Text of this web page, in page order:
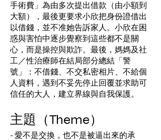
手術費」為由多次提出借款（由小額到
大額），最後更要求小欣把身份證借出
以借錢，並不准她告訴家人。小欣在困
惑與害怕中逐步覺察到這些都不是關
心，而是操控與欺詐。最後，媽媽及社
工／性治療師在結局部分總結「警
號」：不借錢、不交私密相片、不給個
人資料，遇到不妥先停止回覆並求助可
信任的大人，建立界線與自我保護。
主題（Theme）
- 愛不是交換，也不是被逼出來的承